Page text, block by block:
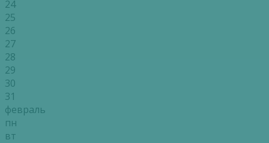
24
25
26
27
28
29
30
31
февраль
пн
вт